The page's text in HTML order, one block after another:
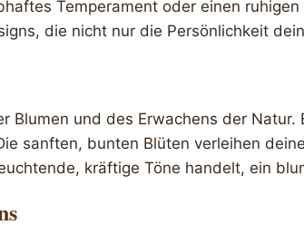
Temperament oder einen
die nicht nur die Persönlichkeit
Blumen und des Erwachens der
sanften, bunten Blüten verleihen
kräftige Töne handelt, ein